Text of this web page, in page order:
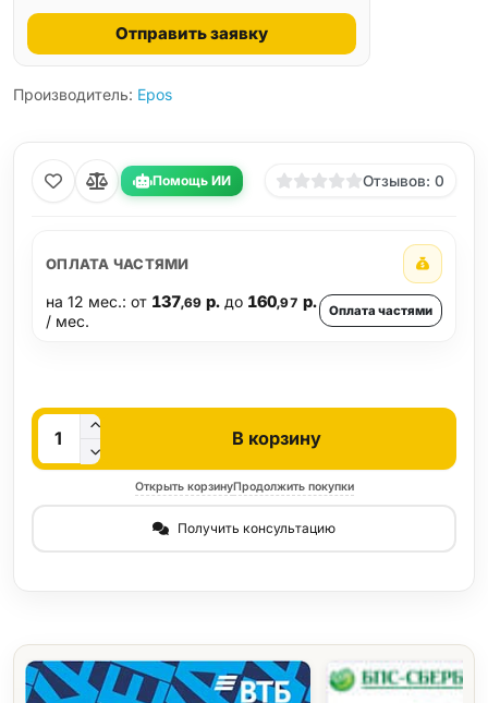
Отправить заявку
Производитель: Epos
Помощь ИИ Отзывов: 0
ОПЛАТА ЧАСТЯМИ
на 12 мес.: от 137,69 р. до 160,97 р.
/ мес.
Оплата частями
Кол-во
В корзину
Открыть корзинуПродолжить покупки
Получить консультацию